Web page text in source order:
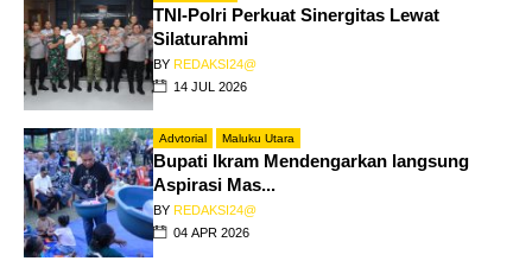
TNI-Polri Perkuat Sinergitas Lewat
Silaturahmi
BY REDAKSI24@
14 JUL 2026
Advtorial Maluku Utara
Bupati Ikram Mendengarkan langsung
Aspirasi Mas...
BY REDAKSI24@
04 APR 2026